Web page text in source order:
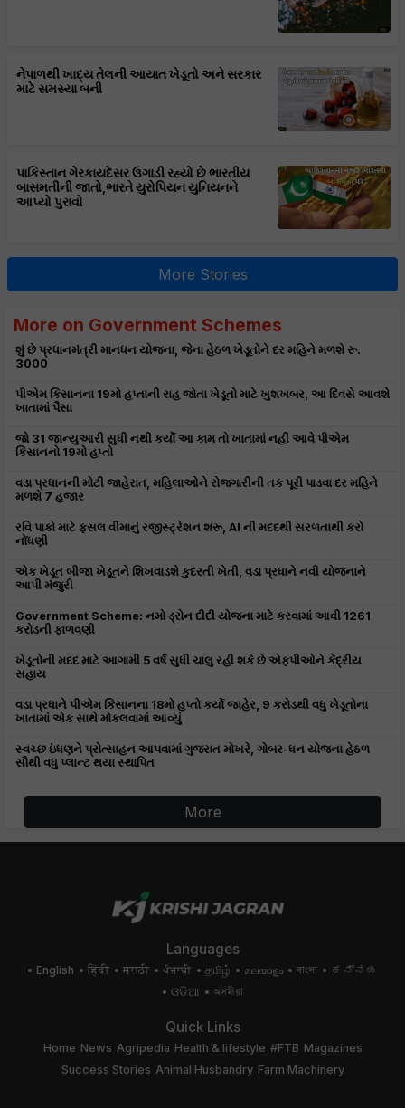
નેપાળથી ખાદ્ય તેલની આયાત ખેડૂતો અને સરકાર
માટે સમસ્યા બની
પાકિસ્તાન ગેરકાયદેસર ઉગાડી રહ્યો છે ભારતીય
બાસમતીની જાતો,ભારતે યુરોપિયન યુનિયનને
આપ્યો પુરાવો
More Stories
More on Government Schemes
શું છે પ્રધાનમંત્રી માનધન યોજના, જેના હેઠળ ખેડૂતોને દર મહિને મળશે રૂ.
3000
પીએમ કિસાનના 19મો હપ્તાની રાહ જોતા ખેડૂતો માટે ખુશખબર, આ દિવસે આવશે
ખાતામાં પૈસા
જો 31 જાન્યુઆરી સુધી નથી કર્યો આ કામ તો ખાતામાં નહીં આવે પીએમ
કિસાનનો 19મો હપ્તો
વડા પ્રધાનની મોટી જાહેરાત, મહિલાઓને રોજગારીની તક પૂરી પાડવા દર મહિને
મળશે 7 હજાર
રવિ પાકો માટે ફસલ વીમાનું રજીસ્ટ્રેશન શરૂ, AI ની મદદથી સરળતાથી કરો
નોંધણી
એક ખેડૂત બીજા ખેડૂતને શિખવાડશે કુદરતી ખેતી, વડા પ્રધાને નવી યોજનાને
આપી મંજુરી
Government Scheme: નમો ડ્રોન દીદી યોજના માટે કરવામાં આવી 1261
કરોડની ફાળવણી
ખેડૂતોની મદદ માટે આગામી 5 વર્ષ સુધી ચાલુ રહી શકે છે એફપીઓને કેંદ્રીય
સહાય
વડા પ્રધાને પીએમ કિસાનના 18મો હપ્તો કર્યો જાહેર, 9 કરોડથી વધુ ખેડૂતોના
ખાતામાં એક સાથે મોકલવામાં આવ્યું
સ્વચ્છ ઇંધણને પ્રોત્સાહન આપવામાં ગુજરાત મોખરે, ગોબર-ધન યોજના હેઠળ
સૌથી વધુ પ્લાન્ટ થયા સ્થાપિત
More
Languages
English हिंदी मराठी ਪੰਜਾਬੀ தமிழ் മലയാളം বাংলা
ಕನ್ನಡ
ଓଡିଆ
অসমীয়া
Quick Links
Home News Agripedia Health & lifestyle #FTB Magazines
Success Stories Animal Husbandry Farm Machinery